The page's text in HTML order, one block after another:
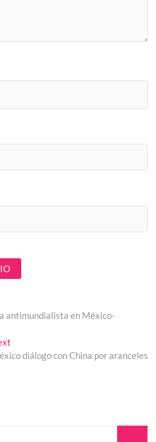
antimundialista en México-
Next
post:diálogo con China por aranceles